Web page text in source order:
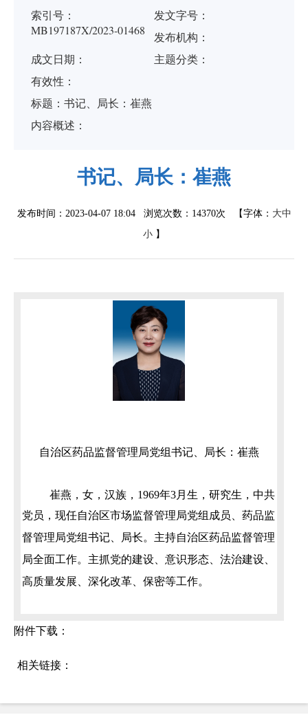
索引号：
MB197187X/2023-01468
发文字号：
发布机构：
成文日期：
主题分类：
有效性：
标题： 书记、局长：崔燕
内容概述：
书记、局长：崔燕
发布时间：2023-04-07 18:04 浏览次数： 14370次 【字体： 大中
小 】
自治区药品监督管理局党组书记、局长：崔燕
崔燕 ，女，汉族， 1969年3月生， 研究生 ，中共
党员，现任自治区市场监督管理局党组成员、 药品监
督管理局党组书记 、局长。主持自治区药品监督管理
局全面工作。主抓党的建设、意识形态、法治建设、
高质量发展、深化改革、保密等工作。
附件下载：
相关链接：